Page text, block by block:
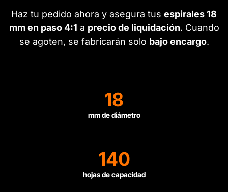
Haz tu pedido ahora y asegura tus espirales 18
mm en paso 4:1 a precio de liquidación. Cuando
se agoten, se fabricarán solo bajo encargo.
18
mm de diámetro
140
hojas de capacidad